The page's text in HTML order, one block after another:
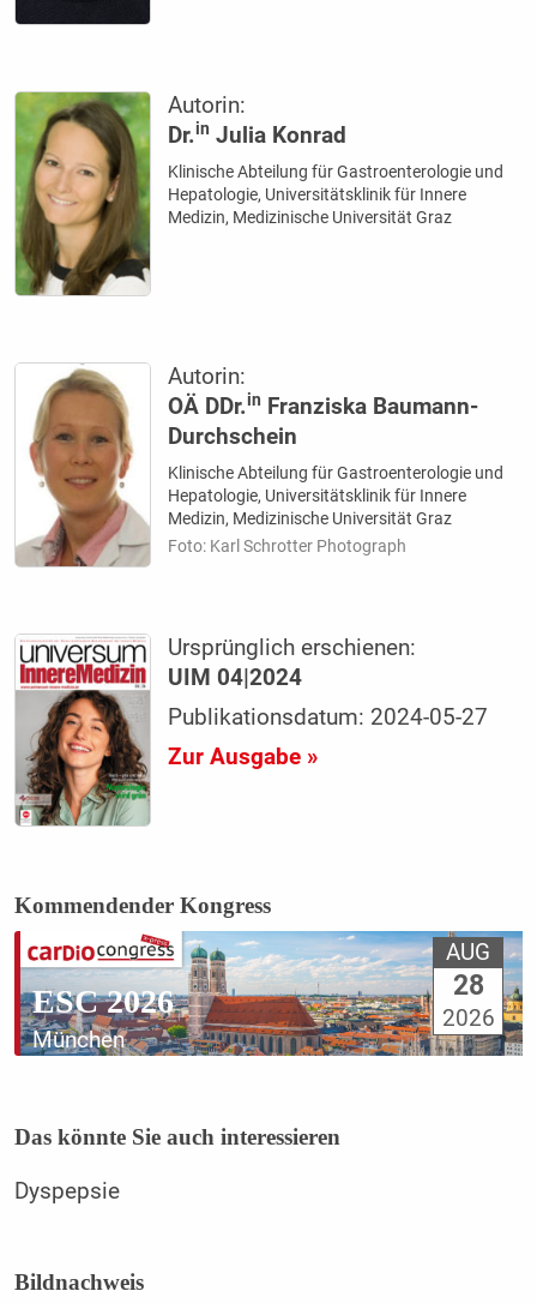
Autorin:
Dr.in Julia Konrad
Klinische Abteilung für Gastroenterologie und
Hepatologie, Universitätsklinik für Innere
Medizin, Medizinische Universität Graz
Autorin:
OÄ DDr.in
Franziska Baumann-
Durchschein
Klinische Abteilung für Gastroenterologie und
Hepatologie, Universitätsklinik für Innere
Medizin, Medizinische Universität Graz
Foto: Karl Schrotter Photograph
Ursprünglich erschienen:
UIM 04|2024
Publikationsdatum: 2024-05-27
Zur Ausgabe »
Kommendender Kongress
ESC 2026
München
AUG
28
2026
Das könnte Sie auch interessieren
Dyspepsie
Bildnachweis